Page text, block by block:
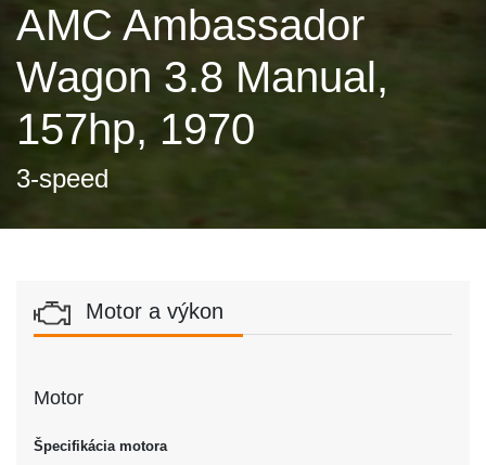
AMC Ambassador
Wagon 3.8 Manual,
157hp, 1970
3-speed
Motor a výkon
Motor
Špecifikácia motora